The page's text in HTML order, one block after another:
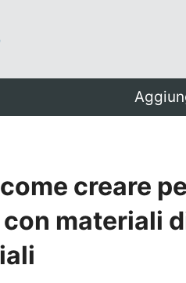
creare
materiali